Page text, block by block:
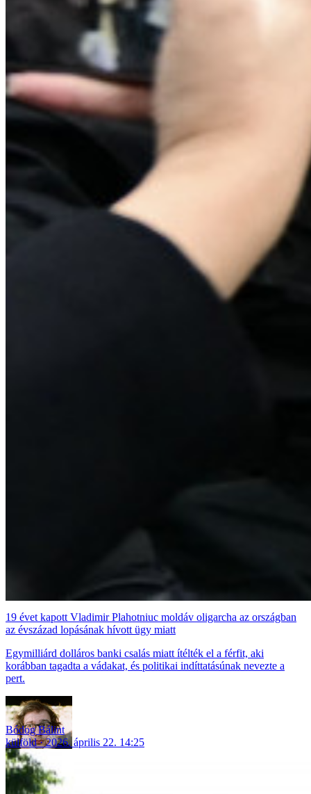
19 évet kapott Vladimir Plahotniuc moldáv oligarcha az országban
az évszázad lopásának hívott ügy miatt
Egymilliárd dolláros banki csalás miatt ítélték el a férfit, aki
korábban tagadta a vádakat, és politikai indíttatásúnak nevezte a
pert.
Bódog Bálint
külföld
2026. április 22. 14:25